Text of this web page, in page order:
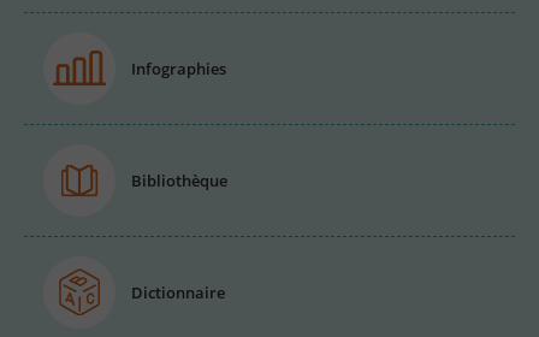
Infographies
Bibliothèque
Dictionnaire